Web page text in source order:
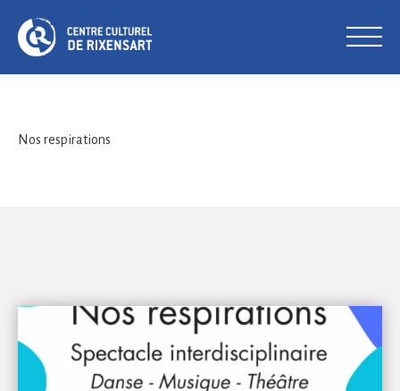
Nos respirations